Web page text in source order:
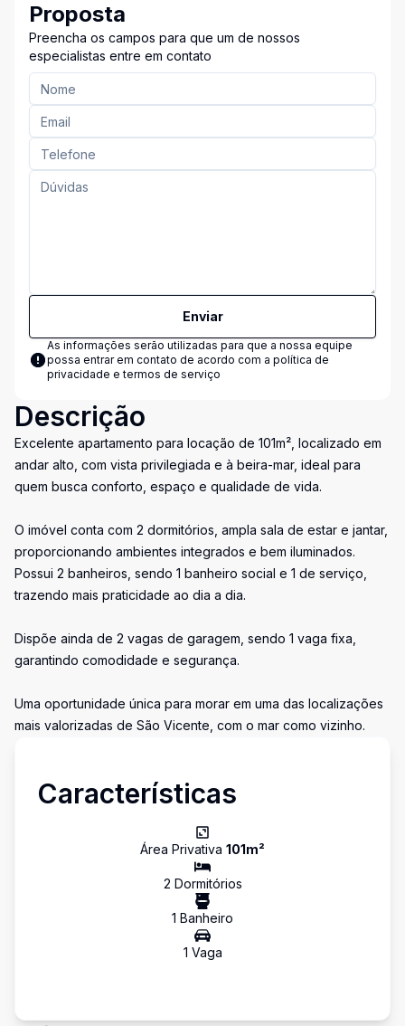
Proposta
Preencha os campos para que um de nossos
especialistas entre em contato
Enviar
As informações serão utilizadas para que a nossa equipe
possa entrar em contato de acordo com a política de
privacidade e termos de serviço
Descrição
Excelente apartamento para locação de 101m², localizado em
andar alto, com vista privilegiada e à beira-mar, ideal para
quem busca conforto, espaço e qualidade de vida.
O imóvel conta com 2 dormitórios, ampla sala de estar e jantar,
proporcionando ambientes integrados e bem iluminados.
Possui 2 banheiros, sendo 1 banheiro social e 1 de serviço,
trazendo mais praticidade ao dia a dia.
Dispõe ainda de 2 vagas de garagem, sendo 1 vaga fixa,
garantindo comodidade e segurança.
Uma oportunidade única para morar em uma das localizações
mais valorizadas de São Vicente, com o mar como vizinho.
Características
Área Privativa 101m²
2 Dormitórios
1 Banheiro
1 Vaga